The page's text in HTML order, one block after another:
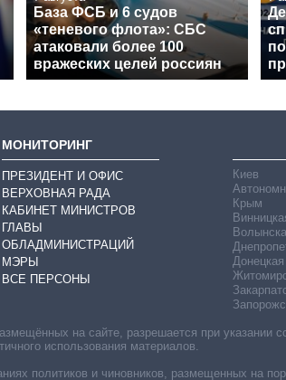
База ФСБ и 6 судов
«теневого флота»: СБС
атаковали более 100
вражеских целей россиян
МОНИТОРИНГ
ПРЕЗИДЕНТ И ОФИС
ВЕРХОВНАЯ РАДА
КАБИНЕТ МИНИСТРОВ
ГЛАВЫ
ОБЛАДМИНИСТРАЦИЙ
МЭРЫ
ВСЕ ПЕРСОНЫ
Киев
Крым
на сайте, разрешается при указании
использования материалов.
политиков и чиновников, размещенных на